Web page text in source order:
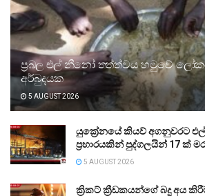
ප්‍රබල එල් නීනෝ තත්ත්වය හමුවේ
අර්බුදයක
5 AUGUST 2026
යුක්‍රේනයේ කියව් අගනුවරට
ප්‍රහාරයකින් පුද්ගලයින් 17 ක්
5 AUGUST 2026
ක්‍රිකට් ක්‍රීඩකයන්ගේ බදු අය